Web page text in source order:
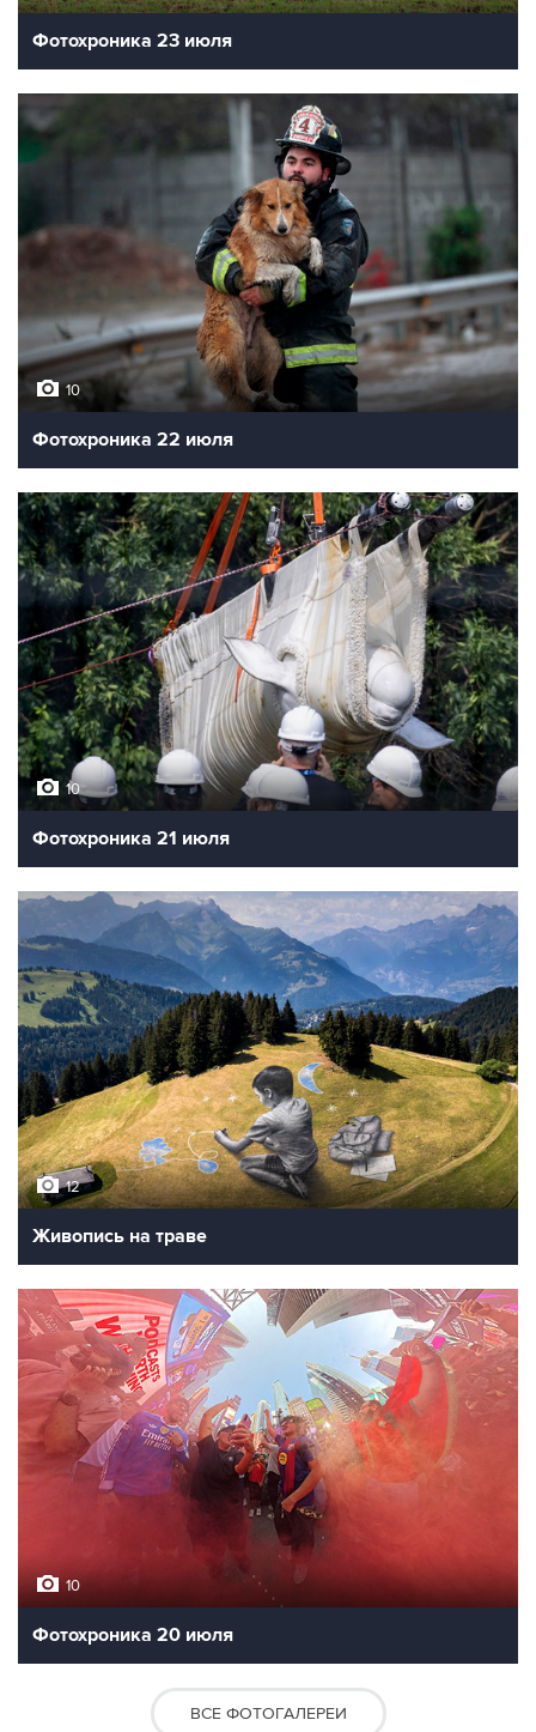
Фотохроника 23 июля
10
Фотохроника 22 июля
10
Фотохроника 21 июля
12
Живопись на траве
10
Фотохроника 20 июля
ВСЕ ФОТОГАЛЕРЕИ